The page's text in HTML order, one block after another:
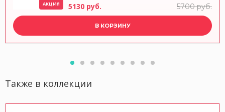
АКЦИЯ 5130 руб. 5700 руб.
В КОРЗИНУ
Также в коллекции